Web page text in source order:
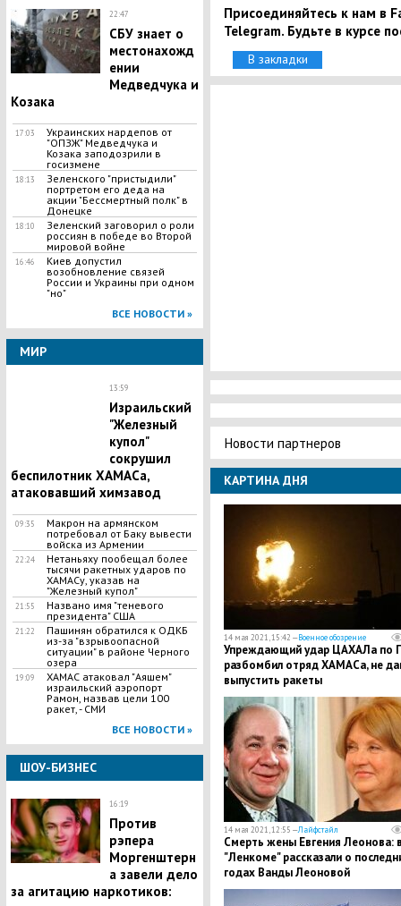
22:47
СБУ знает о
местонахожд
ении
Медведчука и
Козака
17:03
Украинских нардепов от
"ОПЗЖ" Медведчука и
Козака заподозрили в
госизмене
18:13
Зеленского "пристыдили"
портретом его деда на
акции "Бессмертный полк" в
Донецке
18:10
Зеленский заговорил о роли
россиян в победе во Второй
мировой войне
16:46
Киев допустил
возобновление связей
России и Украины при одном
"но"
ВСЕ НОВОСТИ »
МИР
13:59
Израильский
"Железный
купол"
сокрушил
беспилотник ХАМАСа,
атаковавший химзавод
09:35
Макрон на армянском
потребовал от Баку вывести
войска из Армении
22:24
Нетаньяху пообещал более
тысячи ракетных ударов по
ХАМАСу, указав на
"Железный купол"
21:55
Названо имя "теневого
президента" США
21:22
Пашинян обратился к ОДКБ
из-за "взрывоопасной
ситуации" в районе Черного
озера
19:09
ХАМАС атаковал "Аяшем"
израильский аэропорт
Рамон, назвав цели 100
ракет, - СМИ
ВСЕ НОВОСТИ »
ШОУ-БИЗНЕС
16:19
Против
рэпера
Моргенштерн
а завели дело
за агитацию наркотиков:
Присоединяйтесь к нам в
Telegram. Будьте в курсе
В закладки
Новости партнеров
КАРТИНА ДНЯ
14 мая 2021, 15:42 —Военное обозрение
Упреждающий удар ЦАХАЛа по
разбомбил отряд ХАМАСа, не
выпустить ракеты
14 мая 2021, 12:55 —Лайфстайл
Смерть жены Евгения Леонова:
"Ленкоме" рассказали о
годах Ванды Леоновой